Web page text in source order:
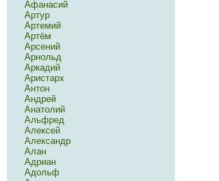
Афанасий
Артур
Артемий
Артём
Арсений
Арнольд
Аркадий
Аристарх
Антон
Андрей
Анатолий
Альфред
Алексей
Александр
Алан
Адриан
Адольф